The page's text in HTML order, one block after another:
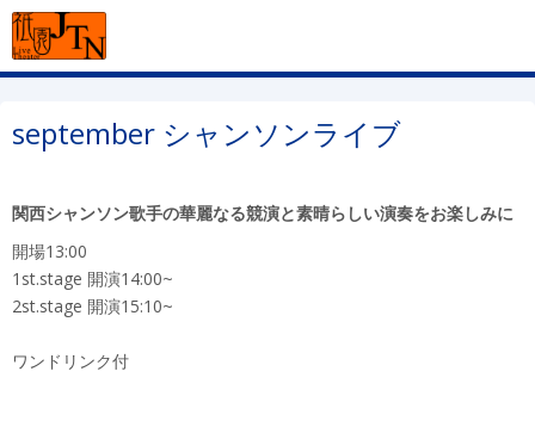
september シャンソンライブ
関西シャンソン歌手の華麗なる競演と素晴らしい演奏をお楽しみに
開場13:00
1st.stage 開演14:00~
2st.stage 開演15:10~
ワンドリンク付